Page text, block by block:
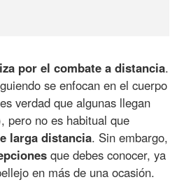
por el combate a distancia.
se enfocan en el cuerpo
verdad que algunas llegan
pero no es habitual que
larga distancia. Sin embargo,
que debes conocer, ya
en más de una ocasión.